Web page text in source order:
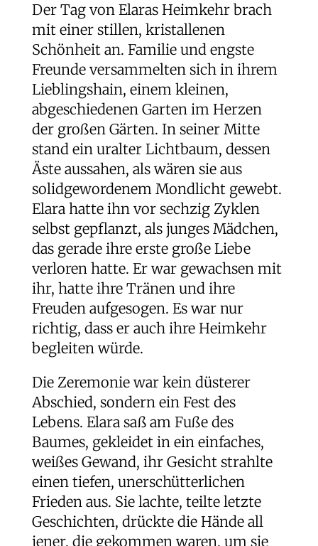
Der Tag von Elaras Heimkehr brach
mit einer stillen, kristallenen
Schönheit an. Familie und engste
Freunde versammelten sich in ihrem
Lieblingshain, einem kleinen,
abgeschiedenen Garten im Herzen
der großen Gärten. In seiner Mitte
stand ein uralter Lichtbaum, dessen
Äste aussahen, als wären sie aus
solidgewordenem Mondlicht gewebt.
Elara hatte ihn vor sechzig Zyklen
selbst gepflanzt, als junges Mädchen,
das gerade ihre erste große Liebe
verloren hatte. Er war gewachsen mit
ihr, hatte ihre Tränen und ihre
Freuden aufgesogen. Es war nur
richtig, dass er auch ihre Heimkehr
begleiten würde.
Die Zeremonie war kein düsterer
Abschied, sondern ein Fest des
Lebens. Elara saß am Fuße des
Baumes, gekleidet in ein einfaches,
weißes Gewand, ihr Gesicht strahlte
einen tiefen, unerschütterlichen
Frieden aus. Sie lachte, teilte letzte
Geschichten, drückte die Hände all
jener, die gekommen waren, um sie